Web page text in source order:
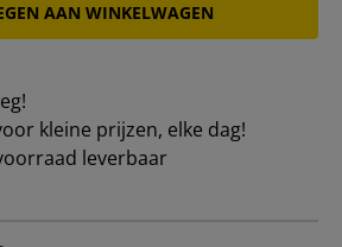
AAN WINKELWAGEN
kleine prijzen, elke dag!
leverbaar